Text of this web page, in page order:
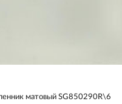
матовый SG850290R\6